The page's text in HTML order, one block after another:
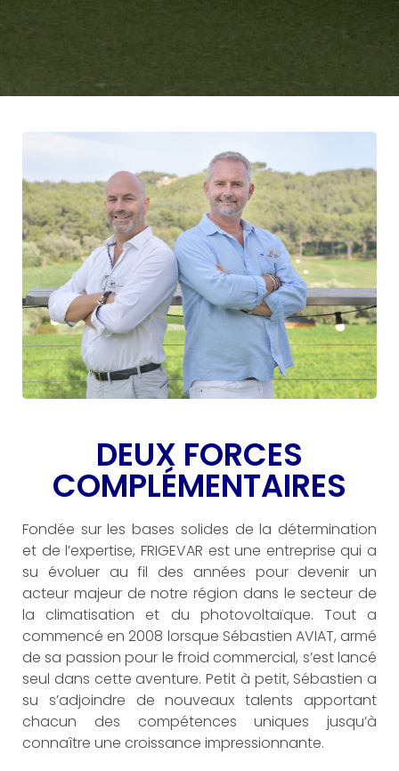
DEUX FORCES
COMPLÉMENTAIRES
Fondée sur les bases solides de la détermination
et de l’expertise, FRIGEVAR est une entreprise qui a
su évoluer au fil des années pour devenir un
acteur majeur de notre région dans le secteur de
la climatisation et du photovoltaïque. Tout a
commencé en 2008 lorsque Sébastien AVIAT, armé
de sa passion pour le froid commercial, s’est lancé
seul dans cette aventure. Petit à petit, Sébastien a
su s’adjoindre de nouveaux talents apportant
chacun des compétences uniques jusqu’à
connaître une croissance impressionnante.